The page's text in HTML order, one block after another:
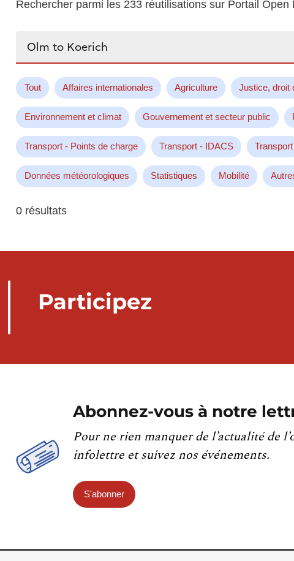
Rechercher parmi les 233 réutilisations sur Portail Open
Tout Affaires internationales Agriculture Justice, droit
Environnement et climat Gouvernement et secteur public
Transport - Points de charge Transport - IDACS Transport
Données météorologiques Statistiques Mobilité
0 résultats
Participez
Abonnez-vous à notre
Pour ne rien manquer de l’actualité de
infolettre et suivez nos événements.
S'abonner